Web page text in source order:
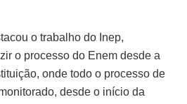
o trabalho do Inep,
o processo do Enem desde a
onde todo o processo de
desde o início da